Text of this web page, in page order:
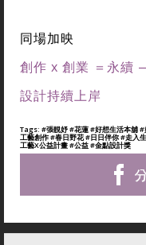
同場加映
創作 x 創業 ＝永續
設計持續上岸
Tags: #張靚妤#花蓮#好想生活本舖#
工藝創作#春日野花#日日伴你#走入
工藝X公益計畫#公益#金點設計獎